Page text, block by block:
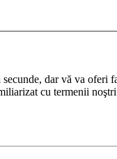
dar vă va
cu termenii